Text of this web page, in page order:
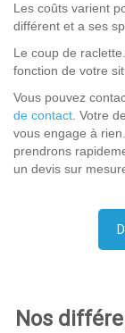
Les coûts varient
différent et a ses
Le coup de
fonction de votre
Vous pouvez
de contact. Votre
vous engage à
prendrons
un devis sur
Nos